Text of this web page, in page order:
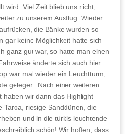
wird. Viel Zeit blieb uns nicht,
zu unserem Ausflug. Wieder
die Bänke wurden so
gar keine Möglichkeit hatte sich
ganz gut war, so hatte man einen
änderte sich auch hier
war mal wieder ein Leuchtturm,
gelegen. Nach einer weiteren
haben wir dann das Highlight
Taroa, riesige Sanddünen, die
und in die türkis leuchtende
schön! Wir hoffen, dass